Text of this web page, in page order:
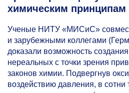
химическим принципам
Ученые НИТУ «МИСиС»
и зарубежными коллегами
доказали возможность
нереальных с точки зрения
законов химии. Подвергнув
воздействию давления, в сотни